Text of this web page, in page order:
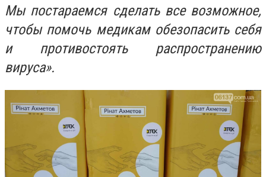
Мы постараемся сделать все возможное,
чтобы помочь медикам обезопасить себя
и противостоять распространению
вируса».